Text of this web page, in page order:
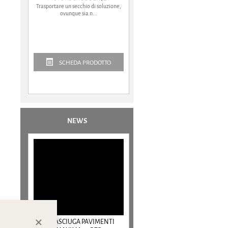
Trasportare un secchio di soluzione,
ovunque sia n...
SCHEDA PRODOTTO
NEWS
LAVASCIUGA PAVIMENTI